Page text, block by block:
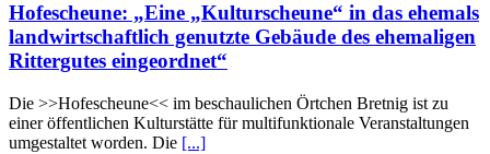
Hofescheune: „Eine „Kulturscheune“ in das ehemals
landwirtschaftlich genutzte Gebäude des ehemaligen
Rittergutes eingeordnet“
Die >>Hofescheune<< im beschaulichen Örtchen Bretnig ist zu
einer öffentlichen Kulturstätte für multifunktionale Veranstaltungen
umgestaltet worden. Die [...]